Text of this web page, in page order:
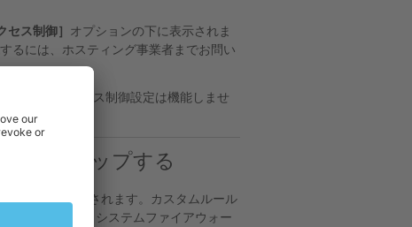
セス制御］ オプションの下に表示されま
るには、ホスティング事業者までお問い
カスタムアクセス制御設定は機能しませ
セットアップする
によって制御されます。カスタムルール
確認した後で、システムファイアウォー